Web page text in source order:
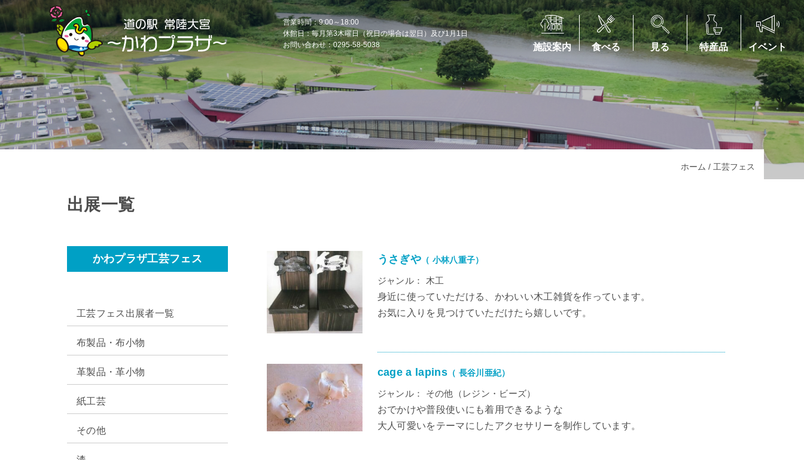
Skip
to
content
施設案内 食べる 見る 特産品 イベント
営業時間：9:00～18:00
休館日：毎月第3木曜日（祝日の場合は翌日）及び1月1日
お問い合わせ：0295-58-5038
ホーム / 工芸フェス
出展一覧
うさぎや （ 小林八重子）
ジャンル： 木工
身近に使っていただける、かわいい木工雑貨を作っています。
お気に入りを見つけていただけたら嬉しいです。
cage a lapins（ 長谷川亜紀）
ジャンル： その他（レジン・ビーズ）
おでかけや普段使いにも着用できるような
大人可愛いをテーマにしたアクセサリーを制作しています。
かわプラザ工芸フェス
工芸フェス出展者一覧
布製品・布小物
革製品・革小物
紙工芸
その他